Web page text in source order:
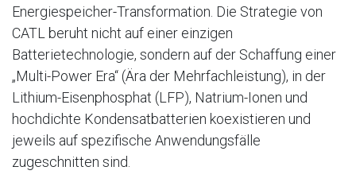
Energiespeicher-Transformation. Die Strategie von
CATL beruht nicht auf einer einzigen
Batterietechnologie, sondern auf der Schaffung einer
„Multi-Power Era“ (Ära der Mehrfachleistung), in der
Lithium-Eisenphosphat (LFP), Natrium-Ionen und
hochdichte Kondensatbatterien koexistieren und
jeweils auf spezifische Anwendungsfälle
zugeschnitten sind.